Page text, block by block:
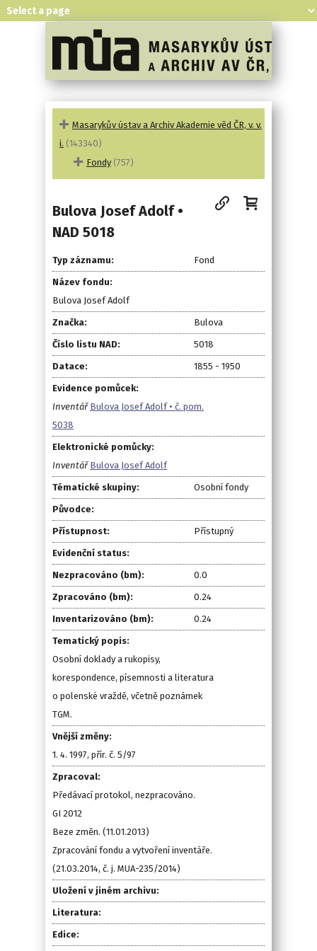
Masarykův ústav a Archiv Akademie věd ČR, v. v.
i. (143340)
Fondy (757)
Bulova Josef Adolf •
NAD 5018
Typ záznamu: Fond
Název fondu:
Bulova Josef Adolf
Značka: Bulova
Číslo listu NAD: 5018
Datace: 1855 - 1950
Evidence pomůcek:
Inventář Bulova Josef Adolf • č. pom.
5038
Elektronické pomůcky:
Inventář Bulova Josef Adolf
Tématické skupiny: Osobní fondy
Původce:
Přístupnost: Přístupný
Evidenční status:
Nezpracováno (bm): 0.0
Zpracováno (bm): 0.24
Inventarizováno (bm): 0.24
Tematický popis:
Osobní doklady a rukopisy,
korespondence, písemnosti a literatura
o polenské vraždě, včetně poznámek
TGM.
Vnější změny:
1. 4. 1997, přír. č. 5/97
Zpracoval:
Předávací protokol, nezpracováno.
GI 2012
Beze změn. (11.01.2013)
Zpracování fondu a vytvoření inventáře.
(21.03.2014, č. j. MUA-235/2014)
Uložení v jiném archivu:
Literatura:
Edice: